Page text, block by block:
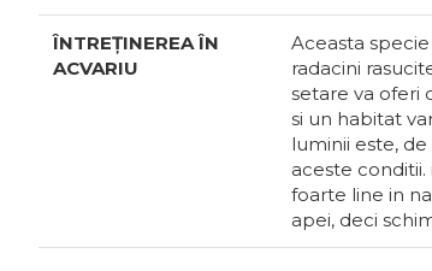
ÎNTREȚINEREA ÎN
ACVARIU
Aceasta
radacini
setare va oferi
si un habitat
luminii este,
aceste
foarte line in
apei, deci